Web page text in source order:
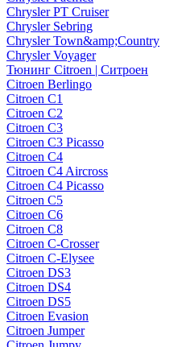
Chrysler PT Cruiser
Chrysler Sebring
Chrysler Town&amp;Country
Chrysler Voyager
Тюнинг Citroen | Ситроен
Citroen Berlingo
Citroen C1
Citroen C2
Citroen C3
Citroen C3 Picasso
Citroen C4
Citroen C4 Aircross
Citroen C4 Picasso
Citroen C5
Citroen C6
Citroen C8
Citroen C-Crosser
Citroen C-Elysee
Citroen DS3
Citroen DS4
Citroen DS5
Citroen Evasion
Citroen Jumper